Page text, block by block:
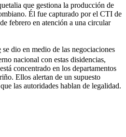
que gestiona la producción de
Él fue capturado por el CTI de
febrero en atención a una circular
se dio en medio de las negociaciones
nacional con estas disidencias,
concentrado en los departamentos
Ellos alertan de un supuesto
las autoridades hablan de legalidad.